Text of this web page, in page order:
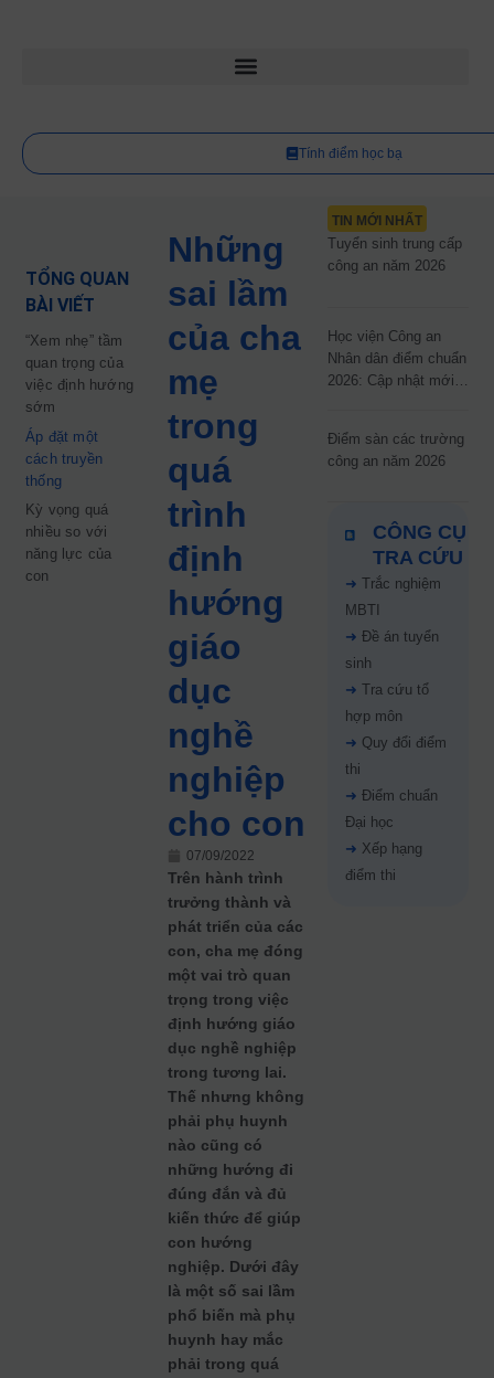
Tính điểm học bạ
TỔNG QUAN
BÀI VIẾT
“Xem nhẹ” tầm
quan trọng của
việc định hướng
sớm
Áp đặt một
cách truyền
thống
Kỳ vọng quá
nhiều so với
năng lực của
con
Những
sai lầm
của cha
mẹ
trong
quá
trình
định
hướng
giáo
dục
nghề
nghiệp
cho con
07/09/2022
Trên hành trình
trưởng thành và
phát triển của các
con, cha mẹ đóng
một vai trò quan
trọng trong việc
định hướng giáo
dục nghề nghiệp
trong tương lai.
Thế nhưng không
phải phụ huynh
nào cũng có
những hướng đi
đúng đắn và đủ
kiến thức để giúp
con hướng
nghiệp. Dưới đây
là một số sai lầm
phổ biến mà phụ
huynh hay mắc
phải trong quá
TIN MỚI NHẤT
Tuyển sinh trung cấp
công an năm 2026
Học viện Công an
Nhân dân điểm chuẩn
2026: Cập nhật mới
Điểm sàn các trường
công an năm 2026
CÔNG CỤ
TRA CỨU
➜ Trắc nghiệm
MBTI
➜ Đề án tuyển
sinh
➜ Tra cứu tổ
hợp môn
➜ Quy đổi điểm
thi
➜ Điểm chuẩn
Đại học
➜ Xếp hạng
điểm thi